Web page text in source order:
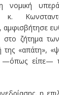
νομική
ζήτημα των
της «απάτη»,
—όπως είπε—